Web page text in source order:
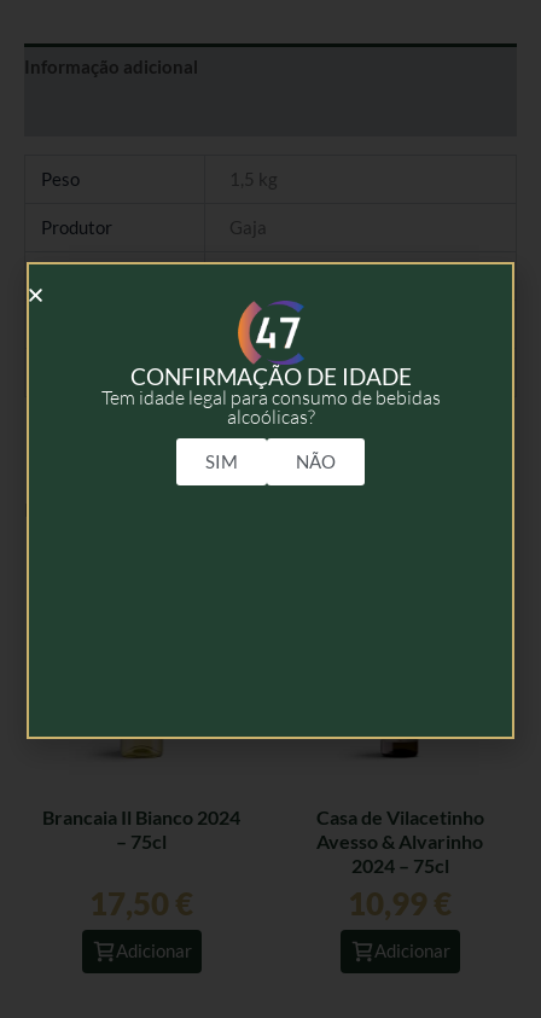
Informação adicional
Peso 1,5 kg
Produtor Gaja
2022
75cl
Brancaia Il Bianco 2024
– 75cl
17,50 €
Adicionar
Casa de Vilacetinho
Avesso & Alvarinho
2024 – 75cl
10,99 €
Adicionar
CONFIRMAÇÃO DE IDADE
Tem idade legal para consumo de bebidas
alcoólicas?
SIM NÃO